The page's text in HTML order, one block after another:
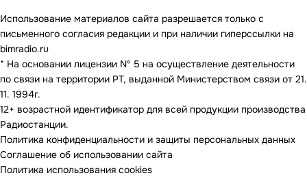
Использование материалов сайта разрешается только с
письменного согласия редакции и при наличии гиперссылки на
bimradio.ru
* На основании лицензии Nº 5 на осуществление деятельности
по связи на территории РТ, выданной Министерством связи от 21.
11. 1994г.
12+ возрастной идентификатор для всей продукции производства
Радиостанции.
Политика конфиденциальности и защиты персональных данных
Соглашение об использовании сайта
Политика использования cookies